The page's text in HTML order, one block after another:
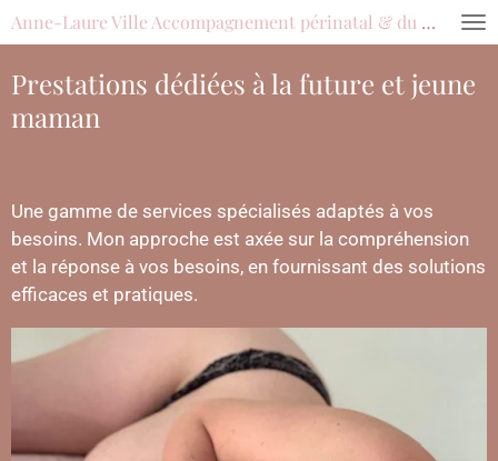
Passer
au
contenu
Anne-Laure Ville Accompagnement périnatal & du féminin
Prestations dédiées à la future et jeune
maman
Une gamme de services spécialisés adaptés à vos
besoins. Mon approche est axée sur la compréhension
et la réponse à vos besoins, en fournissant des solutions
efficaces et pratiques.